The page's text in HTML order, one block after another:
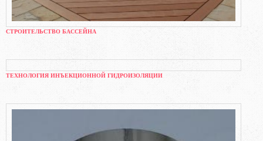
СТРОИТЕЛЬСТВО БАССЕЙНА
ТЕХНОЛОГИЯ ИНЪЕКЦИОННОЙ ГИДРОИЗОЛЯЦИИ